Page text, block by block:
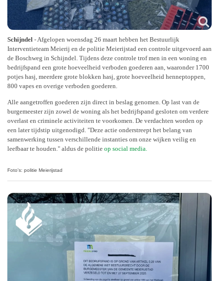
Schijndel - Afgelopen woensdag 26 maart hebben het Bestuurlijk
Interventieteam Meierij en de politie Meierijstad een controle uitgevoerd aan
de Boschweg in Schijndel. Tijdens deze controle trof men in een woning en
bedrijfspand een grote hoeveelheid verboden goederen aan, waaronder 1700
potjes hasj, meerdere grote blokken hasj, grote hoeveelheid henneptoppen,
800 vapes en overige verboden goederen.
Alle aangetroffen goederen zijn direct in beslag genomen. Op last van de
burgemeester zijn zowel de woning als het bedrijfspand gesloten om verdere
overlast en criminele activiteiten te voorkomen. De verdachten worden op
een later tijdstip uitgenodigd. "Deze actie onderstreept het belang van
samenwerking tussen verschillende instanties om onze wijken veilig en
leefbaar te houden." aldus de politie op social media.
Foto's: politie Meierijstad